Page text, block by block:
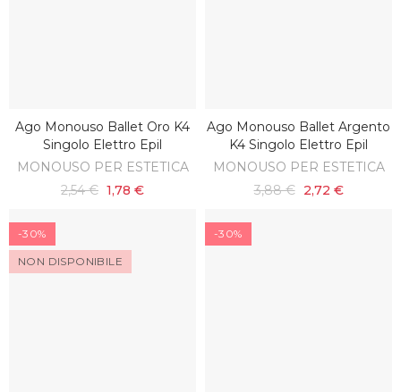
SCOPRI
Ago Monouso Ballet Oro K4
Singolo Elettro Epil
MONOUSO PER ESTETICA
2,54 € 1,78 €
AGGIUNGI AL CARRELLO
Ago Monouso Ballet Argento
K4 Singolo Elettro Epil
MONOUSO PER ESTETICA
3,88 € 2,72 €
-30%
NON DISPONIBILE
-30%